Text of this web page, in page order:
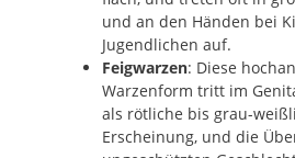
und an den Händen bei
Jugendlichen auf.
Feigwarzen: Diese
Warzenform tritt im
als rötliche bis grau-
Erscheinung, und die